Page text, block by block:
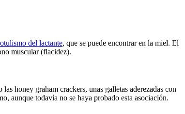
del lactante, que se puede encontrar en la miel. El
muscular (flacidez).
honey graham crackers, unas galletas aderezadas con
aunque todavía no se haya probado esta asociación.